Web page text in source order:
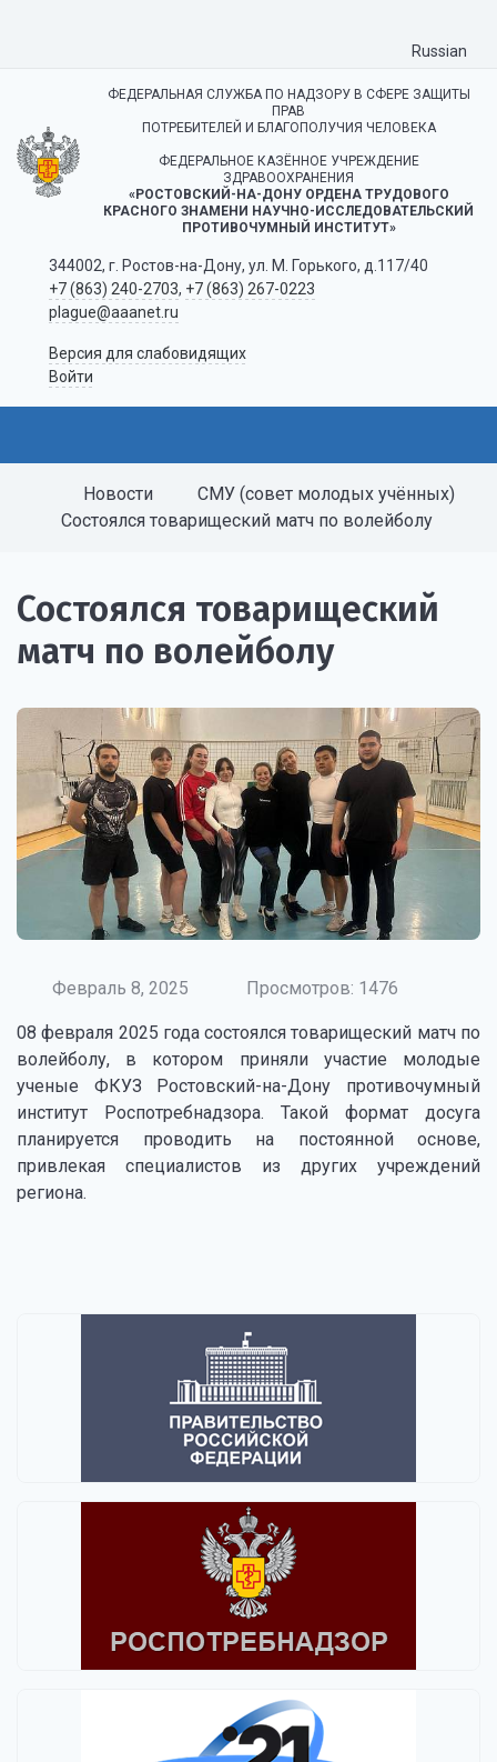
Russian
ФЕДЕРАЛЬНАЯ СЛУЖБА ПО НАДЗОРУ В СФЕРЕ ЗАЩИТЫ
ПРАВ
ПОТРЕБИТЕЛЕЙ И БЛАГОПОЛУЧИЯ ЧЕЛОВЕКА
ФЕДЕРАЛЬНОЕ КАЗЁННОЕ УЧРЕЖДЕНИЕ
ЗДРАВООХРАНЕНИЯ
«РОСТОВСКИЙ-НА-ДОНУ ОРДЕНА ТРУДОВОГО
КРАСНОГО ЗНАМЕНИ НАУЧНО-ИССЛЕДОВАТЕЛЬСКИЙ
ПРОТИВОЧУМНЫЙ ИНСТИТУТ»
344002, г. Ростов-на-Дону, ул. М. Горького, д.117/40
+7 (863) 240-2703, +7 (863) 267-0223
plague@aaanet.ru
Версия для слабовидящих
Войти
Новости
СМУ (совет молодых учённых)
Состоялся товарищеский матч по волейболу
Состоялся товарищеский
матч по волейболу
Февраль 8, 2025 Просмотров: 1476
08 февраля 2025 года состоялся товарищеский матч по
волейболу, в котором приняли участие молодые
ученые ФКУЗ Ростовский-на-Дону противочумный
институт Роспотребнадзора. Такой формат досуга
планируется проводить на постоянной основе,
привлекая специалистов из других учреждений
региона.